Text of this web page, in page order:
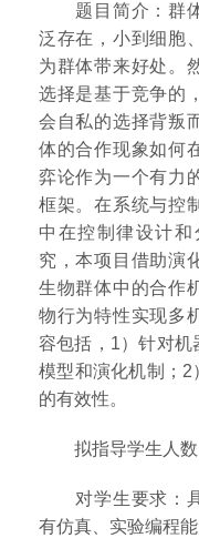
题目简介：群体
泛存在，小到细胞
为群体带来好处。
选择是基于竞争的
会自私的选择背叛
体的合作现象如何
弈论作为一个有力
框架。在系统与控
中在控制律设计
究，本项目借助演
生物群体中的合作
物行为特性实现多
容包括，1）针对机
模型和演化机制；2
的有效性。
拟指导学生人数
对学生要求：具
有仿真、实验编程